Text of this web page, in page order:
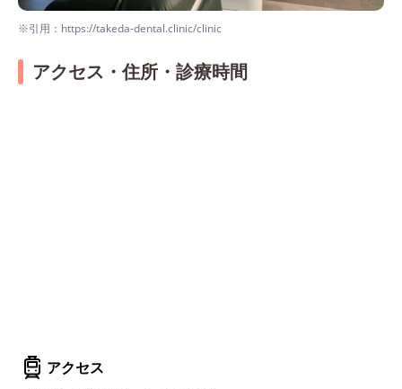
※引用：https://takeda-dental.clinic/clinic
アクセス・住所・診療時間
アクセス